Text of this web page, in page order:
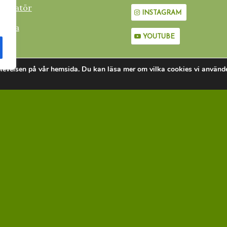
gåva
INSTAGRAM
YOUTUBE
på vår hemsida. Du kan läsa mer om vilka cookies vi